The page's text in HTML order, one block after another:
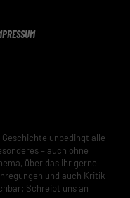
unbedingt alle
– auch ohne
über das ihr gerne
und auch Kritik
Schreibt uns an